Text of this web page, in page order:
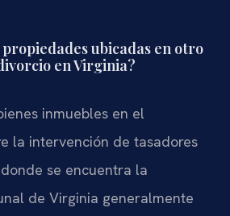
propiedades ubicadas en otro
en Virginia?
inmuebles en el
la intervención de tasadores
se encuentra la
de Virginia generalmente